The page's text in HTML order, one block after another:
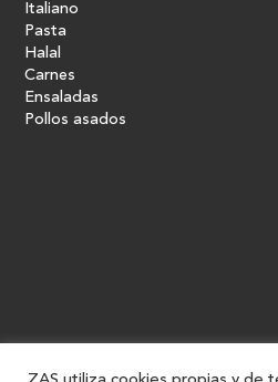
Italiano
Pasta
Halal
Carnes
Ensaladas
Pollos asados